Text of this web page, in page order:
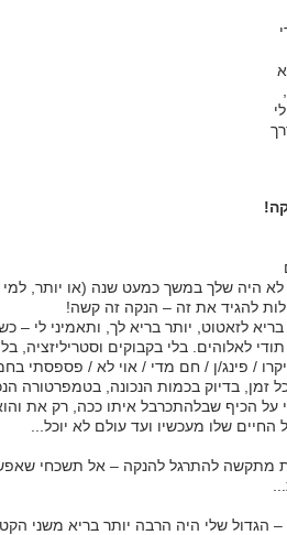
לא היה שלך במשך כמעט שנה (או יותר,
להגיד את זה – הנקה זה קשה!
לזאטוט, יותר בריא לך, ותאמיני לי –
לאלוהים. בלי בקבוקים וסטריליזציה,
/ פינג/ן / חם מדי / אוי לא / פספסתי
בדיוק בכמות הנכונה, בטמפרטורה
על הכיף שבלהתכרבל איתו ככה, רק את
שלו מעכשיו ועד עולם לא יוכל...
מתקשה להתרגל להנקה – אל תשכחי
– הגדול שלי היה הרבה יותר בריא משני